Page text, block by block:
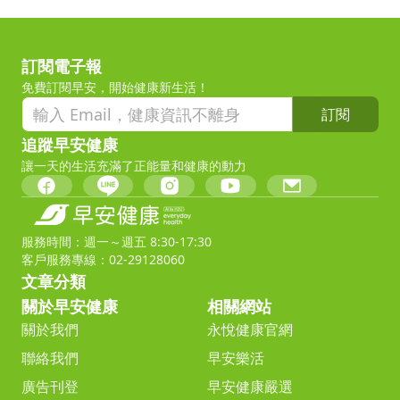
訂閱電子報
免費訂閱早安，開始健康新生活！
訂閱
追蹤早安健康
讓一天的生活充滿了正能量和健康的動力
服務時間：週一～週五 8:30-17:30
客戶服務專線：02-29128060
文章分類
關於早安健康
關於我們
聯絡我們
廣告刊登
相關網站
永悅健康官網
早安樂活
早安健康嚴選